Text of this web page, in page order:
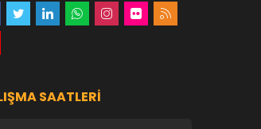
SAATLERI